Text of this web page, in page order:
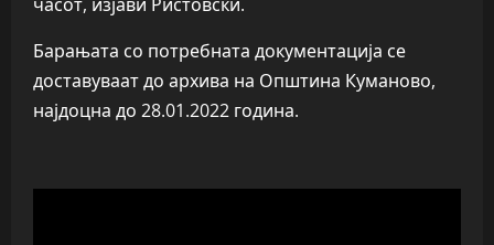
Барањата со потребната документација се
доставуваат до архива на Општина Куманово,
најдоцна до 28.01.2022 година.